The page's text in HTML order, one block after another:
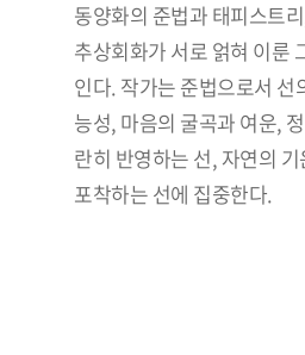
동양화의 준법과 태피스트
추상회화가 서로 얽혀 이룬
인다. 작가는 준법으로서 선
능성, 마음의 굴곡과 여운,
란히 반영하는 선, 자연의
포착하는 선에 집중한다.